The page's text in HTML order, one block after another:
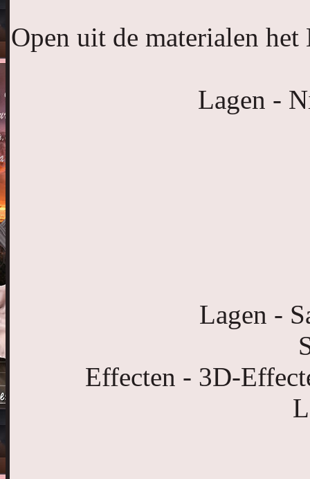
Open uit de materialen
Lagen -
Lagen -
Effecten - 3D-